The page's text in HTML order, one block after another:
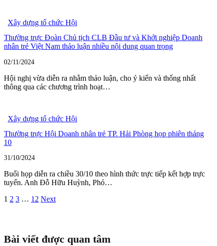
Xây dựng tổ chức Hội
Thường trực Đoàn Chủ tịch CLB Đầu tư và Khởi nghiệp Doanh
nhân trẻ Việt Nam thảo luận nhiều nội dung quan trọng
02/11/2024
Hội nghị vừa diễn ra nhằm thảo luận, cho ý kiến và thống nhất
thông qua các chương trình hoạt…
Xây dựng tổ chức Hội
Thường trực Hội Doanh nhân trẻ TP. Hải Phòng họp phiên tháng
10
31/10/2024
Buổi họp diễn ra chiều 30/10 theo hình thức trực tiếp kết hợp trực
tuyến. Anh Đỗ Hữu Huỳnh, Phó…
1 2 3 … 12 Next
Bài viết được quan tâm